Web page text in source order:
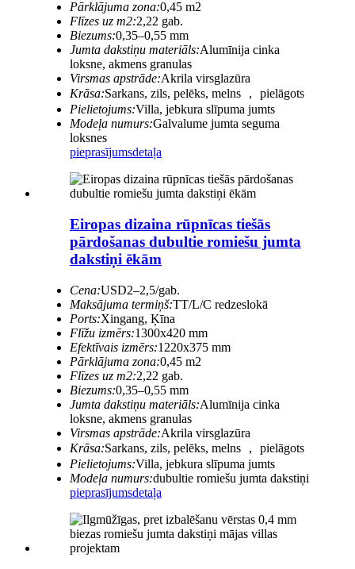
Pārklājuma zona:0,45 m2
Flīzes uz m2:2,22 gab.
Biezums:0,35–0,55 mm
Jumta dakstiņu materiāls:Alumīnija cinka
loksne, akmens granulas
Virsmas apstrāde:Akrila virsglazūra
Krāsa:Sarkans, zils, pelēks, melns ， pielāgots
Pielietojums:Villa, jebkura slīpuma jumts
Modeļa numurs:Galvalume jumta seguma
loksnes
pieprasījumsdetaļa
Eiropas dizaina rūpnīcas tiešās
pārdošanas dubultie romiešu jumta
dakstiņi ēkām
Cena:USD2–2,5/gab.
Maksājuma termiņš:TT/L/C redzeslokā
Ports:Xingang, Ķīna
Flīžu izmērs:1300x420 mm
Efektīvais izmērs:1220x375 mm
Pārklājuma zona:0,45 m2
Flīzes uz m2:2,22 gab.
Biezums:0,35–0,55 mm
Jumta dakstiņu materiāls:Alumīnija cinka
loksne, akmens granulas
Virsmas apstrāde:Akrila virsglazūra
Krāsa:Sarkans, zils, pelēks, melns ， pielāgots
Pielietojums:Villa, jebkura slīpuma jumts
Modeļa numurs:dubultie romiešu jumta dakstiņi
pieprasījumsdetaļa